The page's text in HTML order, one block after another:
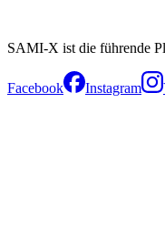
SAMI-X ist die führende
Facebook Instagram